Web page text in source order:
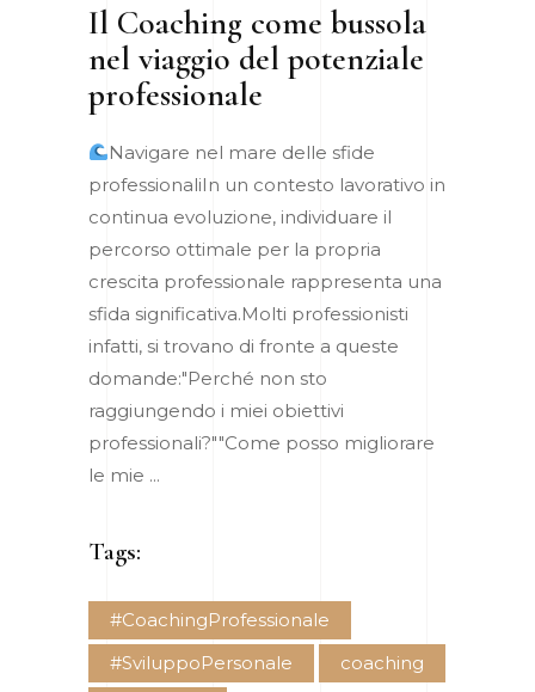
Il Coaching come bussola
nel viaggio del potenziale
professionale
Navigare nel mare delle sfide
professionaliIn un contesto lavorativo in
continua evoluzione, individuare il
percorso ottimale per la propria
crescita professionale rappresenta una
sfida significativa.Molti professionisti
infatti, si trovano di fronte a queste
domande:"Perché non sto
raggiungendo i miei obiettivi
professionali?""Come posso migliorare
le mie
Tags:
#CoachingProfessionale
#SviluppoPersonale
coaching